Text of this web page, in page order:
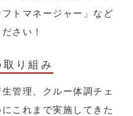
トマネージャー」など
さい！
り組み
管理、クルー体調チェ
これまで実施してきた